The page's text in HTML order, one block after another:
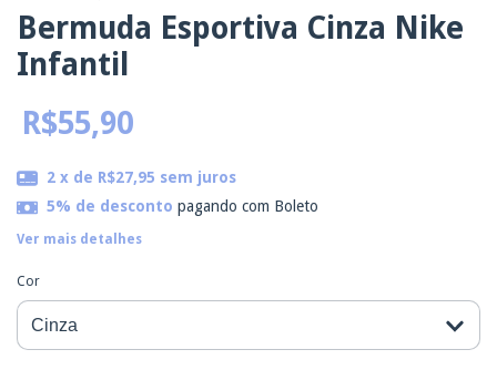
Bermuda Esportiva Cinza Nike
Infantil
R$55,90
2 x de R$27,95 sem juros
5% de desconto pagando com Boleto
Ver mais detalhes
Cor